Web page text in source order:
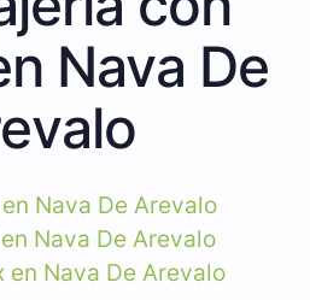
Nava De
Nava De Arevalo
Nava De Arevalo
en Nava De Arevalo